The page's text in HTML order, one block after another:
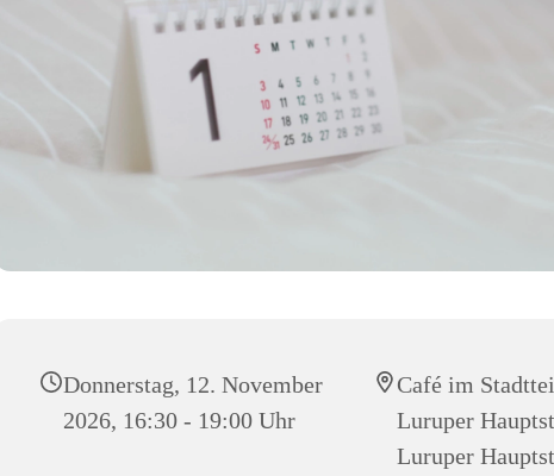
Donnerstag, 12. November
2026, 16:30 - 19:00 Uhr
Café im
Luruper
Luruper